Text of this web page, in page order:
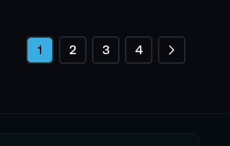
SeiteSie lesen gerade die Seite
1 Seite
2 Seite
3 Seite
4